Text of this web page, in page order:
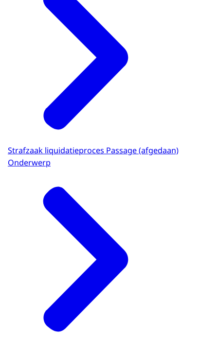
Strafzaak liquidatieproces Passage (afgedaan)
Onderwerp